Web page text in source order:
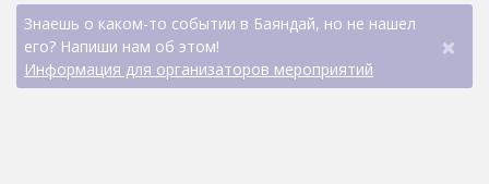
Знаешь о каком-то событии в Баяндай, но не нашел
его? Напиши нам об этом!
Информация для организаторов мероприятий
×